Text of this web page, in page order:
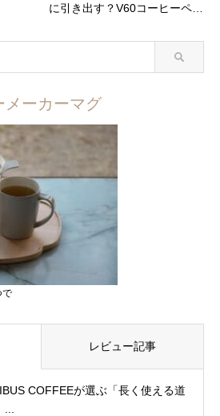
に引き出す？V60コーヒーペ…
メーカーマグ
で
レビュー記事
COFFEEが選ぶ「長く使える道